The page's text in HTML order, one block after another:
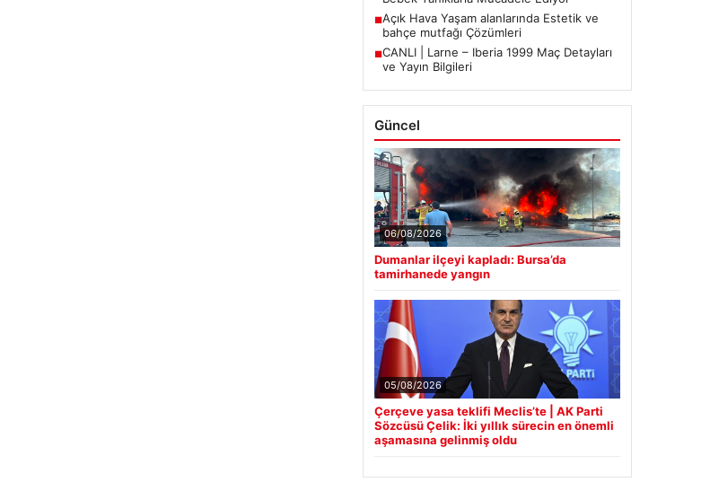
■Açık Hava Yaşam alanlarında Estetik ve
bahçe mutfağı Çözümleri
■CANLI | Larne – Iberia 1999 Maç Detayları
ve Yayın Bilgileri
Güncel
06/08/2026
Dumanlar ilçeyi kapladı: Bursa’da
tamirhanede yangın
05/08/2026
Çerçeve yasa teklifi Meclis’te | AK Parti
Sözcüsü Çelik: İki yıllık sürecin en önemli
aşamasına gelinmiş oldu